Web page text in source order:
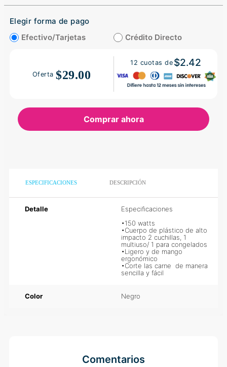
Elegir forma de pago
Efectivo/Tarjetas
Crédito Directo
Oferta$29.00
12 cuotas de $2.42
Comprar ahora
ESPECIFICACIONES DESCRIPCIÓN
Detalle
Especificaciones
•150 watts
•Cuerpo de plástico de alto
impacto 2 cuchillas, 1 multiuso/ 1
para congelados
•Ligero y de mango ergonómico
•Corte las carne  de manera
sencilla y fácil
Comentarios